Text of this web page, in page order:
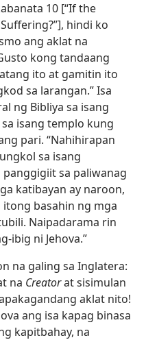
10 [“If the
hindi ko
ang aklat na
kong tandaang
ito at gamitin ito
sa larangan.” Isa
ng Bibliya sa isang
isang templo kung
pari. “Nahihirapan
sa isang
sa paliwanag
katibayan ay naroon,
itong basahin ng mga
Naipadarama rin
ibig ni Jehova.”
na galing sa Inglatera:
na Creatorat sisimulan
aklat nito!
ang isa kapag binasa
kapitbahay, na